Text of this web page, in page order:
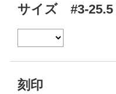
サイズ #3-25.5
刻印